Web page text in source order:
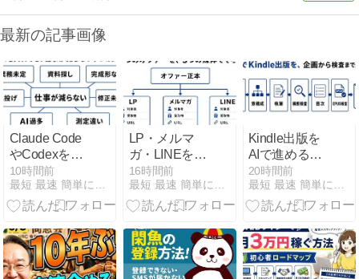
最新の記事画像
Claude Code
やCodexを導
入しても仕事
が減らない7
つの原因
10時間前
最短 最速 簡単に中国輸入で月商500万を稼ぐ方法
LP・メルマ
ガ・LINEをAI
で一貫させる
方法｜販売導
線の言葉をそ
16時間前
最短 最速 簡単に中国輸入で月商500万を稼ぐ方法
Kindle出版を
AIで進める方
法｜長文整
理・目次・
EPUB検査ま
20時間前
最短 最速 簡単に中国輸入で月商500万を稼ぐ方法